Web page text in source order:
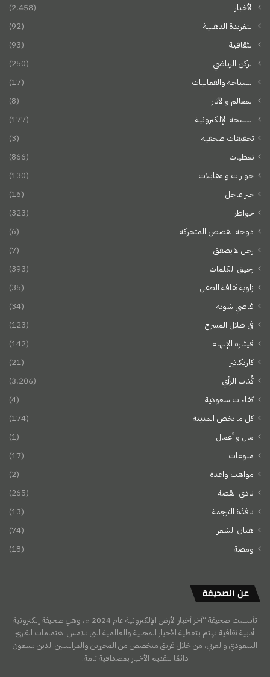
الأخبار
(2٬458)
التغريدة الذهبية
(92)
الثقافية
(93)
الركن الرياضي
(250)
السياحة والفعاليات
(17)
المعالم والآثار
(8)
النسخة الإلكترونية
(177)
تحقيقات صحفية
(3)
تغطيات
(866)
حوارات و مقابلات
(130)
خبر عاجل
(16)
خواطر
(323)
دوحة القصص المتحركة
(6)
رجل لا يصفق
(7)
رحيق الكلمات
(393)
زاوية ثقافة الطفل
(35)
فاضي شوية
(34)
في ظلال المسرح
(123)
قيثارة الإلهام
(142)
كاريكاتير
(21)
كُتاب الرأي
(3٬206)
كفاءات سعودية
(4)
كل ما يخص المدينة
(174)
مال و أعمال
(1)
منوعات
(17)
مواهب واعدة
(2)
نادي القصة
(265)
نافذة الترجمة
(13)
هتان الشعر
(74)
ومضة
(18)
عن الصحيفة
تأسست صحيفة “آخر أخبار الأرض الإلكترونية عام 2024 م، وهي صحيفة إلكترونية
أدبية ثقافية تهتم بتغطية الأخبار المحلية والعالمية التي تلامس اهتمامات القارئ
السعودي والعربي، من خلال فريق متخصص من المحررين والمراسلين الذين يسعون
دائمًا لتقديم الأخبار بمصداقية تامة.